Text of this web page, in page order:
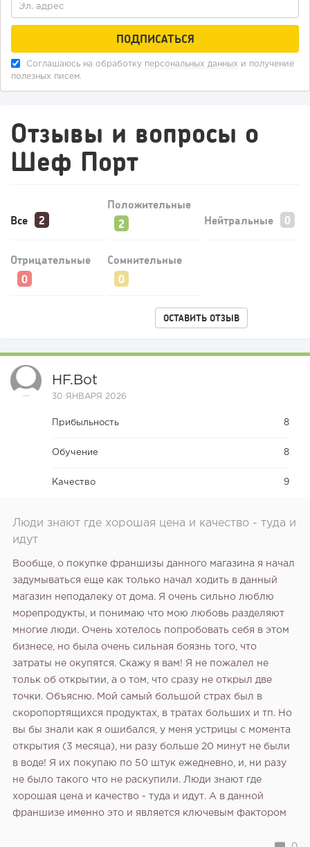
62 0 0
для бизнеса,...
Соглашаюсь на обработку персональных данных и получение
полезных писем.
Отзывы и вопросы о
Шеф Порт
Все
Положительные
Нейтральные
Отрицательные Сомнительные
ОСТАВИТЬ ОТЗЫВ
HF.bot
30 ЯНВАРЯ 2026
Прибыльность 8
Обучение 8
Качество 9
Люди знают где хорошая цена и качество - туда и
идут
Вообще, о покупке франшизы данного магазина я начал
задумываться еще как только начал ходить в данный
магазин неподалеку от дома. Я очень сильно люблю
морепродукты, и понимаю что мою любовь разделяют
многие люди. Очень хотелось попробовать себя в этом
бизнесе, но была очень сильная боязнь того, что
затраты не окупятся. Скажу я вам! Я не пожалел не
тольк об открытии, а о том, что сразу не открыл две
точки. Объясню. Мой самый большой страх был в
скоропортящихся продуктах, в тратах больших и тп. Но
вы бы знали как я ошибался, у меня устрицы с момента
открытия (3 месяца), ни разу больше 20 минут не были
в воде! Я их покупаю по 50 штук ежедневно, и, ни разу
не было такого что не раскупили. Люди знают где
хорошая цена и качество - туда и идут. А в данной
франшизе именно это и является ключевым фактором